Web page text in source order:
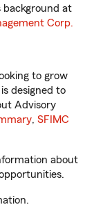
background at
Corp.
to grow
designed to
Advisory
, SFIMC
about